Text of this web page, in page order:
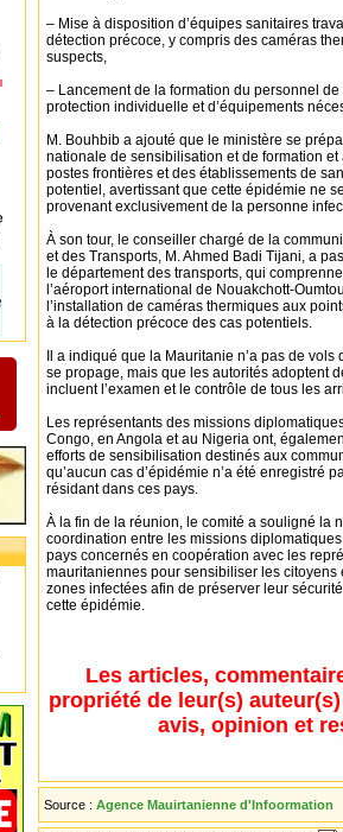
– Mise à disposition d’équipes sanitaires
détection précoce, y compris des caméras
suspects,
– Lancement de la formation du personnel
protection individuelle et d’équipements
M. Bouhbib a ajouté que le ministère se
nationale de sensibilisation et de formation
postes frontières et des établissements de
potentiel, avertissant que cette épidémie ne
provenant exclusivement de la personne
À son tour, le conseiller chargé de la
et des Transports, M. Ahmed Badi Tijani, a
le département des transports, qui
l’aéroport international de Nouakchott-
l’installation de caméras thermiques aux
à la détection précoce des cas potentiels.
Il a indiqué que la Mauritanie n’a pas de
se propage, mais que les autorités adoptent
incluent l’examen et le contrôle de tous les
Les représentants des missions
Congo, en Angola et au Nigeria ont,
efforts de sensibilisation destinés aux
qu’aucun cas d’épidémie n’a été enregistré
résidant dans ces pays.
À la fin de la réunion, le comité a souligné la
coordination entre les missions
pays concernés en coopération avec les
mauritaniennes pour sensibiliser les
zones infectées afin de préserver leur
cette épidémie.
Les articles,
propriété de leur(s)
avis, opinion et
Source : Agence Mauirtanienne d'Infoormation